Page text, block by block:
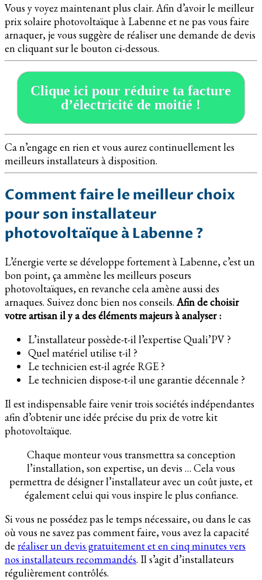
Vous y voyez maintenant plus clair. Afin d’avoir le meilleur
prix solaire photovoltaïque à Labenne et ne pas vous faire
arnaquer, je vous suggère de réaliser une demande de devis
en cliquant sur le bouton ci-dessous.
Clique ici pour réduire ta facture
d’électricité de moitié !
Ca n’engage en rien et vous aurez continuellement les
meilleurs installateurs à disposition.
Comment faire le meilleur choix
pour son installateur
photovoltaïque à Labenne ?
L’énergie verte se développe fortement à Labenne, c’est un
bon point, ça ammène les meilleurs poseurs
photovoltaïques, en revanche cela amène aussi des
arnaques. Suivez donc bien nos conseils.Afin de choisir
votre artisan il y a des éléments majeurs à analyser :
L’installateur possède-t-il l’expertise Quali’PV ?
Quel matériel utilise t-il ?
Le technicien est-il agrée RGE ?
Le technicien dispose-t-il une garantie décennale ?
Il est indispensable faire venir trois sociétés indépendantes
afin d’obtenir une idée précise du prix de votre kit
photovoltaïque.
Chaque monteur vous transmettra sa conception
l’installation, son expertise, un devis … Cela vous
permettra de désigner l’installateur avec un coût juste, et
également celui qui vous inspire le plus confiance.
Si vous ne possédez pas le temps nécessaire, ou dans le cas
où vous ne savez pas comment faire, vous avez la capacité
de réaliser un devis gratuitement et en cinq minutes vers
nos installateurs recommandés. Il s’agit d’installateurs
régulièrement contrôlés.